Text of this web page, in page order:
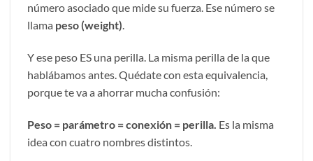
número asociado que mide su fuerza. Ese número se
llama peso (weight).
Y ese peso ES una perilla. La misma perilla de la que
hablábamos antes. Quédate con esta equivalencia,
porque te va a ahorrar mucha confusión:
Peso = parámetro = conexión = perilla. Es la misma
idea con cuatro nombres distintos.